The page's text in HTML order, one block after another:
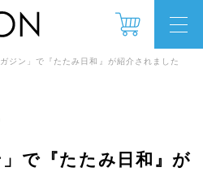
ガジン」で『たたみ日和』が紹介されました
」で『たたみ日和』が